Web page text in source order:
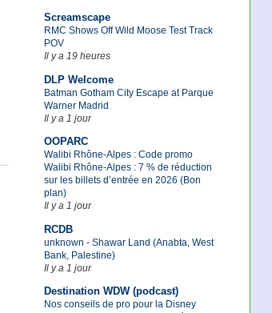
Screamscape
RMC Shows Off Wild Moose Test Track
POV
Il y a 19 heures
DLP Welcome
Batman Gotham City Escape at Parque
Warner Madrid
Il y a 1 jour
OOPARC
Walibi Rhône-Alpes : Code promo
Walibi Rhône-Alpes : 7 % de réduction
sur les billets d’entrée en 2026 (Bon
plan)
Il y a 1 jour
RCDB
unknown - Shawar Land (Anabta, West
Bank, Palestine)
Il y a 1 jour
Destination WDW (podcast)
Nos conseils de pro pour la Disney